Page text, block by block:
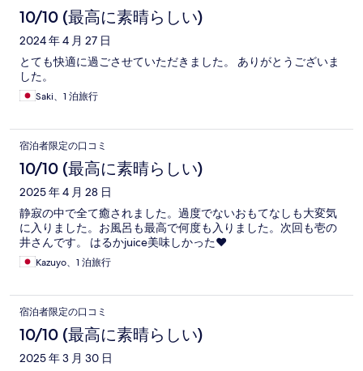
10/10 (最高に素晴らしい)
2024 年 4 月 27 日
とても快適に過ごさせていただきました。 ありがとうございま
した。
Saki、1 泊旅行
宿泊者限定の口コミ
10/10 (最高に素晴らしい)
2025 年 4 月 28 日
静寂の中で全て癒されました。過度でないおもてなしも大変気
に入りました。お風呂も最高で何度も入りました。次回も壱の
井さんです。 はるかjuice美味しかった❤️
Kazuyo、1 泊旅行
宿泊者限定の口コミ
10/10 (最高に素晴らしい)
2025 年 3 月 30 日